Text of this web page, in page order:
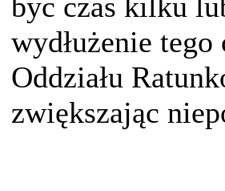
być czas kilku
wydłużenie tego
Oddziału
zwiększając